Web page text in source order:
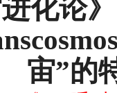
化论
宙”的